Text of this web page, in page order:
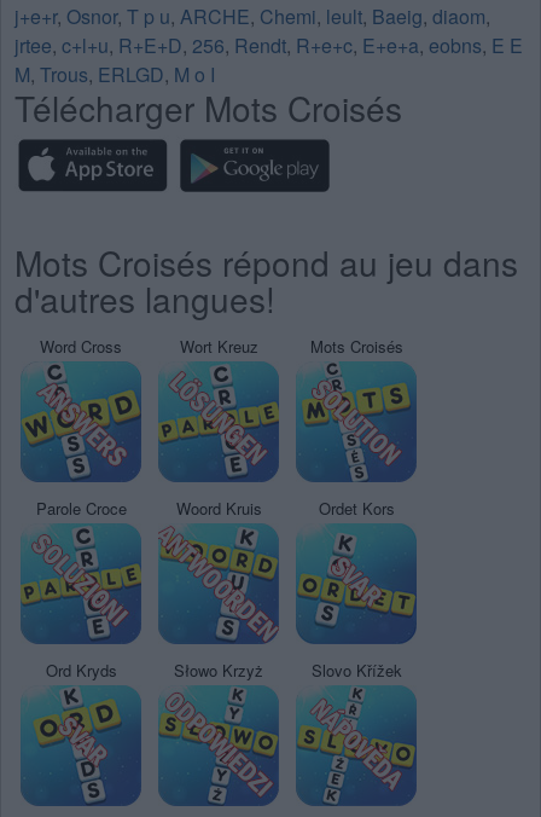
j+e+r, Osnor, T p u, ARCHE, Chemi, leult, Baeig, diaom,
jrtee, c+l+u, R+E+D, 256, Rendt, R+e+c, E+e+a, eobns, E E
M, Trous, ERLGD, M o I
Télécharger Mots Croisés
Mots Croisés répond au jeu dans
d'autres langues!
Word Cross Wort Kreuz Mots Croisés
Parole Croce Woord Kruis Ordet Kors
Ord Kryds Słowo Krzyż Slovo Křížek